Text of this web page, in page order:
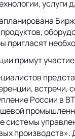
услуги
пригласят
примут
встречи,
России в
системы